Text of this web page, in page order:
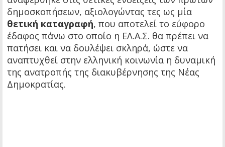
δημοσκοπήσεων, αξιολογώντας τες ως μία
θετική καταγραφή, που αποτελεί το εύφορο
έδαφος πάνω στο οποίο η ΕΛ.Α.Σ. θα πρέπει να
πατήσει και να δουλέψει σκληρά, ώστε να
αναπτυχθεί στην ελληνική κοινωνία η δυναμική
της ανατροπής της διακυβέρνησης της Νέας
Δημοκρατίας.